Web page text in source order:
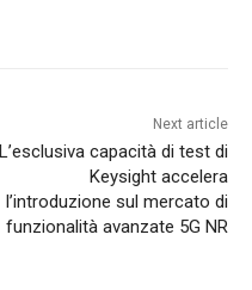
Next article
L’esclusiva capacità di test di
Keysight accelera
l’introduzione sul mercato di
funzionalità avanzate 5G NR